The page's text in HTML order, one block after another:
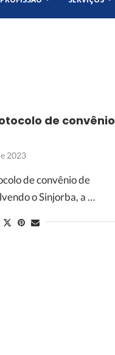
de convênio
2023
de convênio de
o Sinjorba, a …